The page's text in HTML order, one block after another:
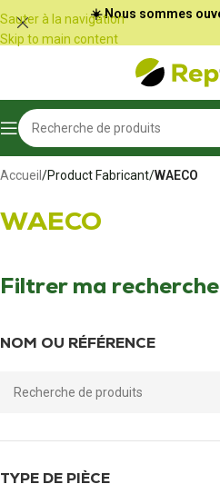
Panneau de gestion des cookies
Sauter à la navigation
Skip to main content
☀️ Nous sommes
Accueil /Product Fabricant/WAECO
WAECO
Filtrer ma recherche
NOM OU RÉFÉRENCE
TYPE DE PIÈCE